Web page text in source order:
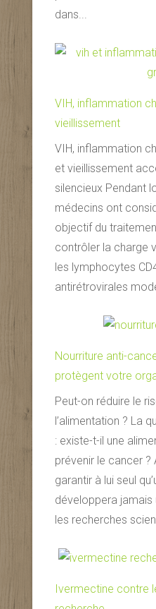
dans...
VIH, inflammation
vieillissement
VIH, inflammation
et vieillissement
silencieux Pendant
médecins ont
objectif du
contrôler la charge
les lymphocytes
antirétrovirales
Nourriture anti-
protègent votre
Peut-on réduire le
l’alimentation ? La
: existe-t-il une
prévenir le cancer ?
garantir à lui seul
développera jamais
les recherches
Ivermectine contre